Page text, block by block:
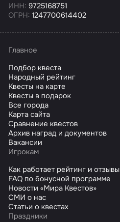
ИНН: 9725168751
ОГРН: 1247700614402
Главное
Подбор квеста
Народный рейтинг
Квесты на карте
Квесты в подарок
Все города
Карта сайта
Сравнение квестов
Архив наград и документов
Вакансии
Игрокам
Как работает рейтинг и отзывы
FAQ по бонусной программе
Новости «Мира Квестов»
СМИ о нас
Статьи о квестах
Праздники